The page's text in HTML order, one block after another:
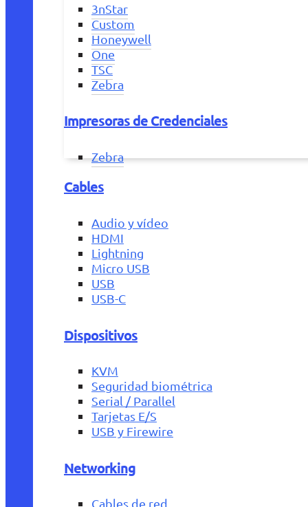
3nStar
Custom
Honeywell
One
TSC
Zebra
Impresoras de Credenciales
Zebra
Cables
Audio y vídeo
HDMI
Lightning
Micro USB
USB
USB-C
Dispositivos
KVM
Seguridad biométrica
Serial / Parallel
Tarjetas E/S
USB y Firewire
Networking
Cables de red